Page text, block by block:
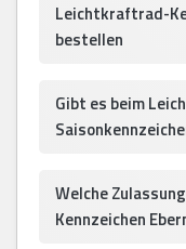
Leichtkraftrad-
bestellen
Gibt es beim
Welche
Kennzeichen